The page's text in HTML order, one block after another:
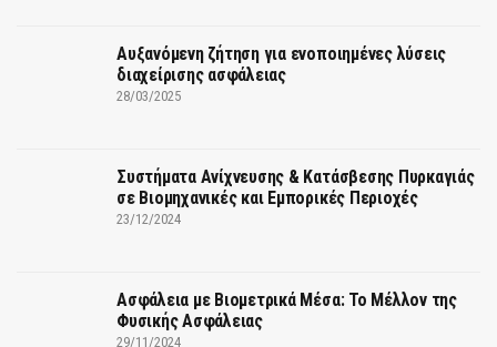
Αυξανόμενη ζήτηση για ενοποιημένες λύσεις
διαχείρισης ασφάλειας
28/03/2025
Συστήματα Ανίχνευσης & Κατάσβεσης Πυρκαγιάς
σε Βιομηχανικές και Εμπορικές Περιοχές
23/12/2024
Ασφάλεια με Βιομετρικά Μέσα: Το Μέλλον της
Φυσικής Ασφάλειας
29/11/2024